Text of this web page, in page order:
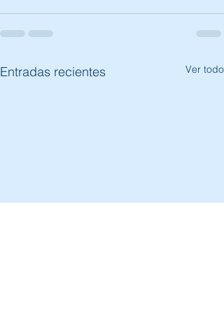
Entradas recientes Ver todo